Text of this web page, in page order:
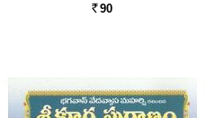
Rs. 90